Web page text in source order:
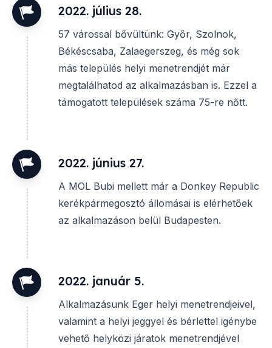
2022. július 28.
57 várossal bővültünk: Győr, Szolnok,
Békéscsaba, Zalaegerszeg, és még sok
más település helyi menetrendjét már
megtalálhatod az alkalmazásban is. Ezzel a
támogatott települések száma 75-re nőtt.
2022. június 27.
A MOL Bubi mellett már a Donkey Republic
kerékpármegosztó állomásai is elérhetőek
az alkalmazáson belül Budapesten.
2022. január 5.
Alkalmazásunk Eger helyi menetrendjeivel,
valamint a helyi jeggyel és bérlettel igénybe
vehető helyközi járatok menetrendjével